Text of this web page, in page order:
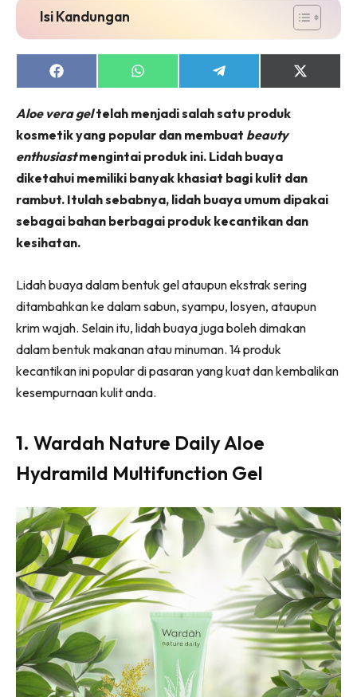
Isi Kandungan
Share
on
Share
on
Share
on
Share
on
Aloe vera geltelah menjadi salah satu produk
kosmetik yang popular dan membuat beauty
enthusiastmengintai produk ini. Lidah buaya
diketahui memiliki banyak khasiat bagi kulit dan
rambut. Itulah sebabnya, lidah buaya umum dipakai
sebagai bahan berbagai produk kecantikan dan
kesihatan.
Lidah buaya dalam bentuk gel ataupun ekstrak sering
ditambahkan ke dalam sabun, syampu, losyen, ataupun
krim wajah. Selain itu, lidah buaya juga boleh dimakan
dalam bentuk makanan atau minuman. 14 produk
kecantikan ini popular di pasaran yang kuat dan kembalikan
kesempurnaan kulit anda.
1. Wardah Nature Daily Aloe
Hydramild Multifunction Gel